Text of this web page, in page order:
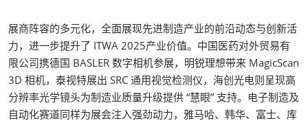
展商阵容的多元化，全面展现先进制造产业的前沿动态与创新活
力，进一步提升了 ITWA 2025产业价值。中国医药对外贸易有
限公司携德国 BASLER 数字相机参展，明锐理想带来 MagicScan
3D 相机，泰视特展出 SRC 通用视觉检测仪，海创光电则呈现高
分辨率光学镜头为制造业质量升级提供 “慧眼” 支持。电子制造及
自动化赛道同样为展会注入强劲动力，雅马哈、韩华、富士、库